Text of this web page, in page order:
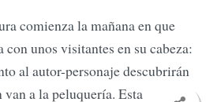
comienza la mañana en que
con unos visitantes en su cabeza:
al autor-personaje descubrirán
a la peluquería. Esta